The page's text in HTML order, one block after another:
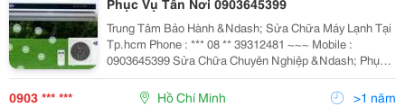
Phục Vụ Tân Nơi 0903645399
Trung Tâm Bảo Hành &Ndash; Sửa Chữa Máy Lạnh Tại
Tp.hcm Phone : *** 08 ** 39312481 ~~~ Mobile :
0903645399 Sửa Chữa Chuyên Nghiệp &Ndash; Phục
Vụ Nhanh &Ndash; Không Ngại Xa &Hellip; Trung Tâm
Sửa Chữa &Ndash; Khắc Phục Nhanh Các Sự
0903 *** *** Hồ Chí Minh >1 năm